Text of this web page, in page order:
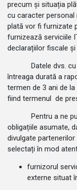
precum și situația
cu caracter
plată vor fi furnizate
furnizează serviciile
declarațiilor fiscale
Datele dvs. cu
întreaga durată a
termen de 3 ani de
fiind termenul de
Pentru a ne
obligațiile asumate,
divulgate
selectați în mod
furnizorul
externe situat